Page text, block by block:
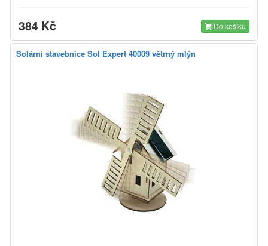
384 Kč Do košíku
Solární stavebnice Sol Expert 40009 větrný mlýn